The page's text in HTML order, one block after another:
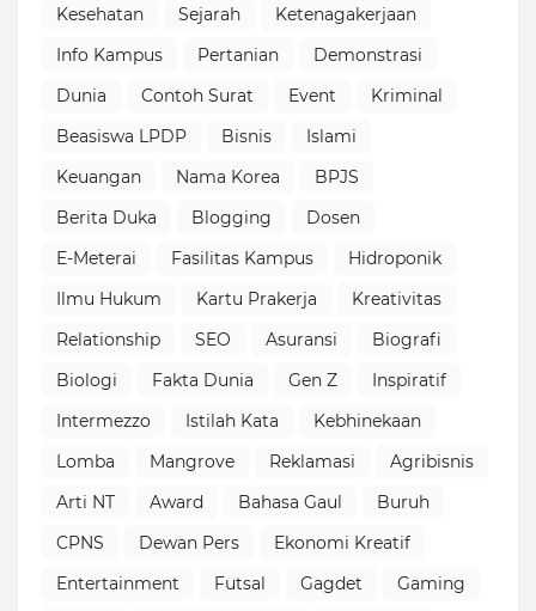
Kesehatan
Sejarah
Ketenagakerjaan
Info Kampus
Pertanian
Demonstrasi
Dunia
Contoh Surat Event
Kriminal
Beasiswa LPDP
Bisnis
Islami
Keuangan
Nama Korea
BPJS
Berita Duka
Blogging
Dosen
E-Meterai
Fasilitas Kampus
Hidroponik
Ilmu Hukum
Kartu Prakerja
Kreativitas
Relationship
SEO Asuransi
Biografi
Biologi
Fakta Dunia Gen Z
Inspiratif
Intermezzo
Istilah Kata
Kebhinekaan
Lomba
Mangrove Reklamasi
Agribisnis
Arti NT
Award Bahasa Gaul
Buruh
CPNS
Dewan Pers
Ekonomi Kreatif
Entertainment
Futsal Gagdet
Gaming